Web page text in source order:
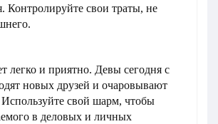
Контролируйте свои траты, не
легко и приятно. Девы сегодня с
новых друзей и очаровывают
свой шарм, чтобы
в деловых и личных